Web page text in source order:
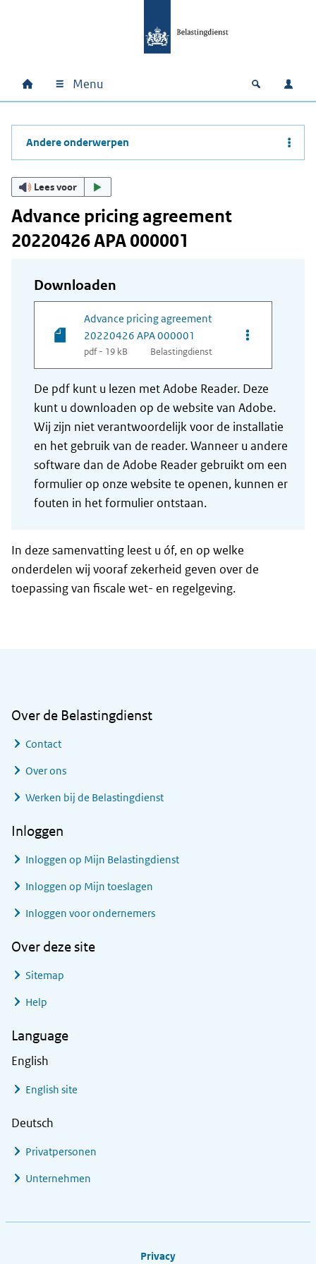
Hoofdnavigatie
Home Menu Open
Andere onderwerpen
Lees voor
Advance pricing agreement
20220426 APA 000001
Downloaden
Advance pricing agreement
20220426 APA 000001
pdf - 19 kB Belastingdienst
Opties van
De pdf kunt u lezen met Adobe Reader. Deze
kunt u downloaden op de website van Adobe.
Wij zijn niet verantwoordelijk voor de installatie
en het gebruik van de reader. Wanneer u andere
software dan de Adobe Reader gebruikt om een
formulier op onze website te openen, kunnen er
fouten in het formulier ontstaan.
In deze samenvatting leest u óf, en op welke
onderdelen wij vooraf zekerheid geven over de
toepassing van fiscale wet- en regelgeving.
Over de Belastingdienst
Contact
Over ons
Werken bij de Belastingdienst
Inloggen
Inloggen op Mijn Belastingdienst
Inloggen op Mijn toeslagen
Inloggen voor ondernemers
Over deze site
Sitemap
Help
Language
English
English site
Deutsch
Privatpersonen
Unternehmen
Privacy